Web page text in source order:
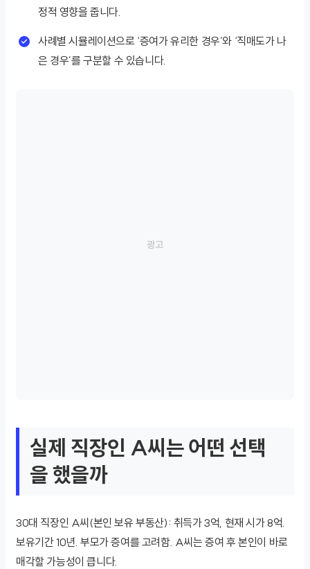
정적 영향을 줍니다.
사례별 시뮬레이션으로 ‘증여가 유리한 경우’와 ‘직매도가 나
은 경우’를 구분할 수 있습니다.
실제 직장인 A씨는 어떤 선택
을 했을까
30대 직장인 A씨(본인 보유 부동산): 취득가 3억, 현재 시가 8억.
보유기간 10년. 부모가 증여를 고려함. A씨는 증여 후 본인이 바로
매각할 가능성이 큽니다.